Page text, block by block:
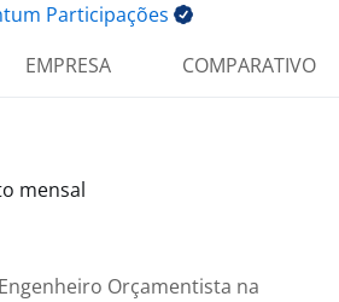
Participações
EMPRESA COMPARATIVO
mensal
Orçamentista na